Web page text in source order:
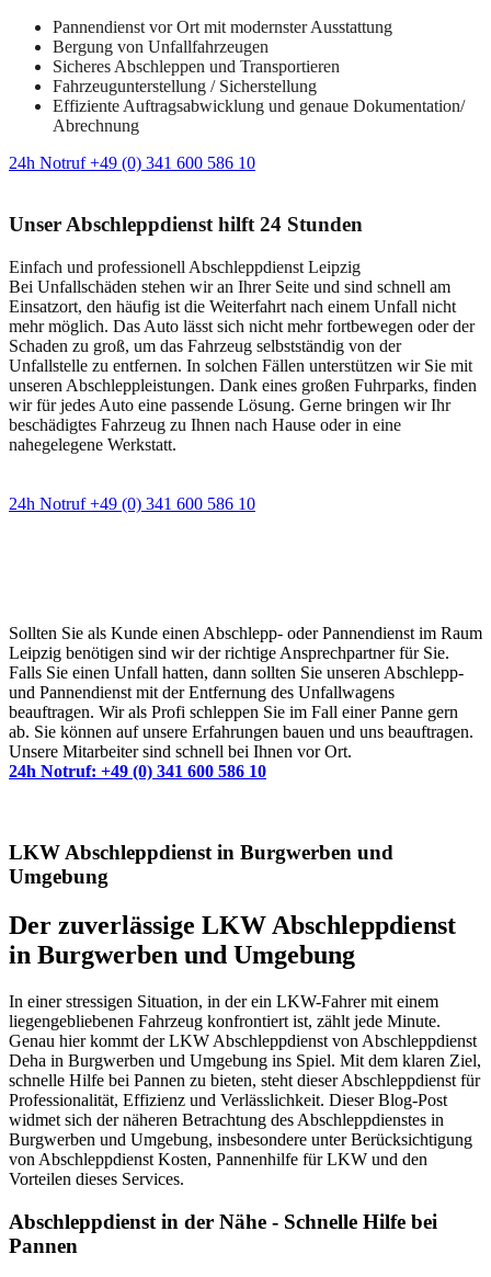
Pannendienst vor Ort mit modernster Ausstattung
Bergung von Unfallfahrzeugen
Sicheres Abschleppen und Transportieren
Fahrzeugunterstellung / Sicherstellung
Effiziente Auftragsabwicklung und genaue Dokumentation/
Abrechnung
24h Notruf +49 (0) 341 600 586 10
Unser Abschleppdienst hilft 24 Stunden
Einfach und professionell Abschleppdienst Leipzig
Bei Unfallschäden stehen wir an Ihrer Seite und sind schnell am
Einsatzort, den häufig ist die Weiterfahrt nach einem Unfall nicht
mehr möglich. Das Auto lässt sich nicht mehr fortbewegen oder der
Schaden zu groß, um das Fahrzeug selbstständig von der
Unfallstelle zu entfernen. In solchen Fällen unterstützen wir Sie mit
unseren Abschleppleistungen. Dank eines großen Fuhrparks, finden
wir für jedes Auto eine passende Lösung. Gerne bringen wir Ihr
beschädigtes Fahrzeug zu Ihnen nach Hause oder in eine
nahegelegene Werkstatt.
24h Notruf +49 (0) 341 600 586 10
Sollten Sie als Kunde einen Abschlepp- oder Pannendienst im Raum
Leipzig benötigen sind wir der richtige Ansprechpartner für Sie.
Falls Sie einen Unfall hatten, dann sollten Sie unseren Abschlepp-
und Pannendienst mit der Entfernung des Unfallwagens
beauftragen. Wir als Profi schleppen Sie im Fall einer Panne gern
ab. Sie können auf unsere Erfahrungen bauen und uns beauftragen.
Unsere Mitarbeiter sind schnell bei Ihnen vor Ort.
24h Notruf: +49 (0) 341 600 586 10
LKW Abschleppdienst in Burgwerben und
Umgebung
Der zuverlässige LKW Abschleppdienst
in Burgwerben und Umgebung
In einer stressigen Situation, in der ein LKW-Fahrer mit einem
liegengebliebenen Fahrzeug konfrontiert ist, zählt jede Minute.
Genau hier kommt der LKW Abschleppdienst von Abschleppdienst
Deha in Burgwerben und Umgebung ins Spiel. Mit dem klaren Ziel,
schnelle Hilfe bei Pannen zu bieten, steht dieser Abschleppdienst für
Professionalität, Effizienz und Verlässlichkeit. Dieser Blog-Post
widmet sich der näheren Betrachtung des Abschleppdienstes in
Burgwerben und Umgebung, insbesondere unter Berücksichtigung
von Abschleppdienst Kosten, Pannenhilfe für LKW und den
Vorteilen dieses Services.
Abschleppdienst in der Nähe - Schnelle Hilfe bei
Pannen